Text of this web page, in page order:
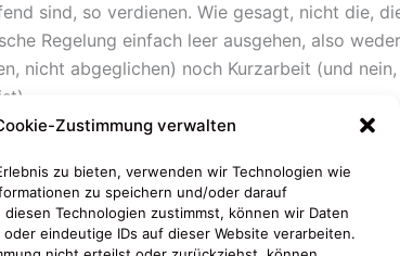
Zustimmung verwalten
zu bieten, verwenden wir Technologien wie
zu speichern und/oder darauf
Technologien zustimmst, können wir Daten
eindeutige IDs auf dieser Website verarbeiten.
sind, so verdienen. Wie gesagt, nicht die,
Regelung einfach leer ausgehen, also
nicht abgeglichen) noch Kurzarbeit (und
leben (wie ich und viele meiner
noch nicht gibt) und das erzeugt u.a.
fieberhaft , da etwas zu reissen. Und das
wird.